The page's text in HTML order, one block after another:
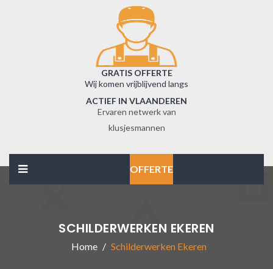
GRATIS OFFERTE
Wij komen vrijblijvend langs
ACTIEF IN VLAANDEREN
Ervaren netwerk van
klusjesmannen
OFFERTE
SCHILDERWERKEN EKEREN
Home Schilderwerken Ekeren